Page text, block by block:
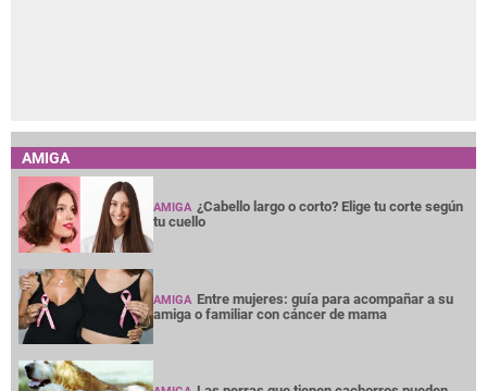
AMIGA
AMIGA ¿Cabello largo o corto? Elige tu corte según
tu cuello
AMIGA Entre mujeres: guía para acompañar a su
amiga o familiar con cáncer de mama